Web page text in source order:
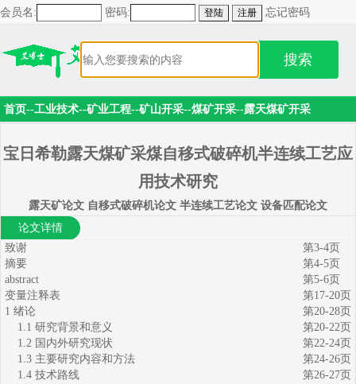
会员名: 密码: 忘记密码
搜索
首页--工业技术--矿业工程--矿山开采--煤矿开采--露天煤矿开采
宝日希勒露天煤矿采煤自移式破碎机半连续工艺应
用技术研究
露天矿论文 自移式破碎机论文 半连续工艺论文 设备匹配论文
论文详情
致谢
第3-4页
摘要
第4-5页
abstract
第5-6页
变量注释表
第17-20页
1 绪论
第20-28页
1.1 研究背景和意义
第20-22页
1.2 国内外研究现状
第22-24页
1.3 主要研究内容和方法
第24-26页
1.4 技术路线
第26-27页